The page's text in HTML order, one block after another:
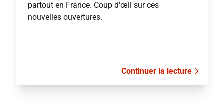
partout en France. Coup d'œil sur ces
nouvelles ouvertures.
Continuer la lecture